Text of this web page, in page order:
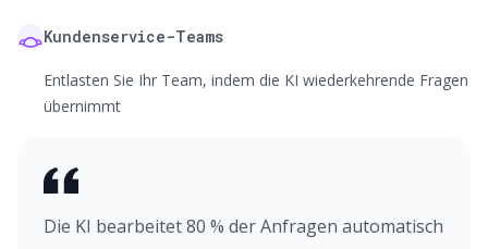
Kundenservice-Teams
Entlasten Sie Ihr Team, indem die KI wiederkehrende Fragen
übernimmt
Die KI bearbeitet 80 % der Anfragen automatisch